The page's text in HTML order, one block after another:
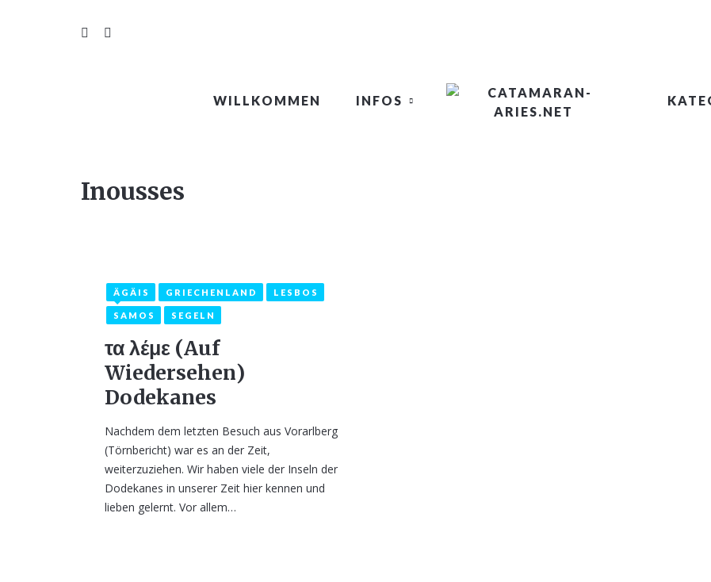
WILLKOMMEN INFOS
Inousses
15. August 2022 2
ÄGÄIS GRIECHENLAND LESBOS
SAMOS SEGELN
τα λέμε (Auf
Wiedersehen)
Dodekanes
Nachdem dem letzten Besuch aus Vorarlberg
(Törnbericht) war es an der Zeit,
weiterzuziehen. Wir haben viele der Inseln der
Dodekanes in unserer Zeit hier kennen und
lieben gelernt. Vor allem…